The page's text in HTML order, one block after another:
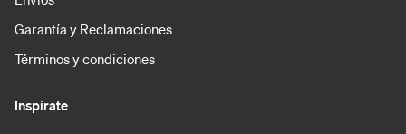
Garantía y Reclamaciones
Términos y condiciones
Inspírate